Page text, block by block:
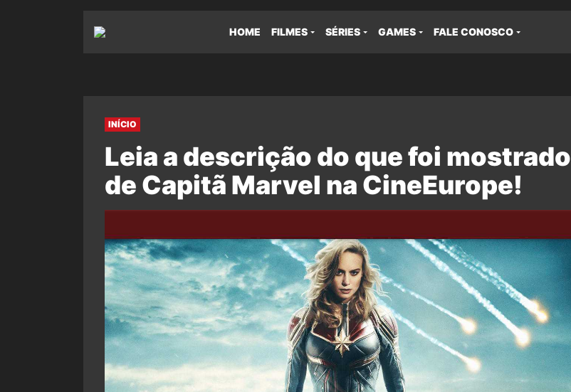
HOME FILMES SÉRIES GAMES FALE CONOSCO
INÍCIO
Leia a descrição do que foi mostrado
de Capitã Marvel na CineEurope!